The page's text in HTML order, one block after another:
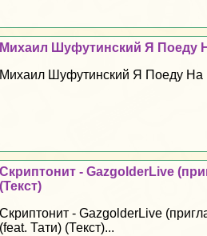
Михаил Шуфутинский Я Поеду
Михаил Шуфутинский Я Поеду На
Скриптонит - GazgolderLive
(Текст)
Скриптонит - GazgolderLive
(feat. Тати) (Текст)...